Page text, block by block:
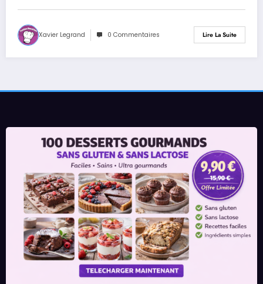
Xavier Legrand 0 Commentaires Lire La Suite